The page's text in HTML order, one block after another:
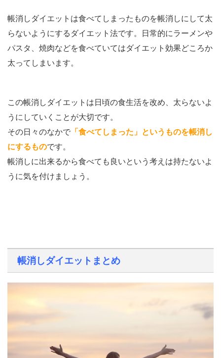
帳消しダイエットは食べてしまったものを帳消しにして太
らないようにするダイエット法です。日常的にラーメンや
パスタ、焼肉などを食べていてはダイエット効果どころか
太ってしまいます。
この帳消しダイエットは日頃の食生活を改め、太らないよ
うにしていくことが大切です。
その日々のなかで 「食べてしまった」というものを帳消し
にするものです。
帳消しに出来るから食べても良いという考えは持たないよ
うに気を付けましょう。
帳消しダイエットまとめ